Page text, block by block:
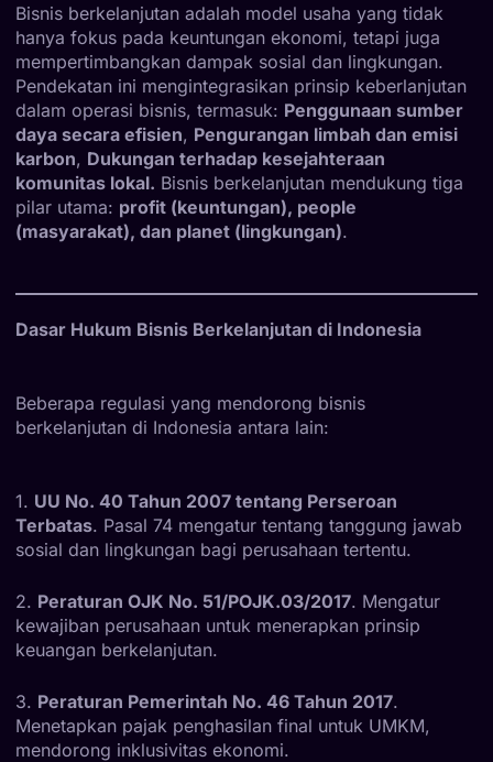
Bisnis berkelanjutan adalah model usaha yang tidak
hanya fokus pada keuntungan ekonomi, tetapi juga
mempertimbangkan dampak sosial dan lingkungan.
Pendekatan ini mengintegrasikan prinsip keberlanjutan
dalam operasi bisnis, termasuk: Penggunaan sumber
daya secara efisien, Pengurangan limbah dan emisi
karbon, Dukungan terhadap kesejahteraan
komunitas lokal. Bisnis berkelanjutan mendukung tiga
pilar utama: profit (keuntungan), people
(masyarakat), dan planet (lingkungan).
Dasar Hukum Bisnis Berkelanjutan di Indonesia
Beberapa regulasi yang mendorong bisnis
berkelanjutan di Indonesia antara lain:
1. UU No. 40 Tahun 2007 tentang Perseroan
Terbatas. Pasal 74 mengatur tentang tanggung jawab
sosial dan lingkungan bagi perusahaan tertentu.
2. Peraturan OJK No. 51/POJK.03/2017. Mengatur
kewajiban perusahaan untuk menerapkan prinsip
keuangan berkelanjutan.
3. Peraturan Pemerintah No. 46 Tahun 2017.
Menetapkan pajak penghasilan final untuk UMKM,
mendorong inklusivitas ekonomi.